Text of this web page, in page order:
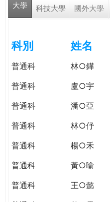
格。
e
e
r
e
大學 科技大學 國外大學
科別 姓名
普通科 林○鏵
普通科
盧○宇
普通科
潘○亞
普通科
林○伃
普通科
楊○禾
普通科
黃○喻
普通科
王○懿